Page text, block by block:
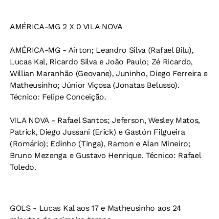
AMÉRICA-MG 2 X 0 VILA NOVA
AMÉRICA-MG - Airton; Leandro Silva (Rafael Bilu),
Lucas Kal, Ricardo Silva e João Paulo; Zé Ricardo,
Willian Maranhão (Geovane), Juninho, Diego Ferreira e
Matheusinho; Júnior Viçosa (Jonatas Belusso).
Técnico: Felipe Conceição.
VILA NOVA - Rafael Santos; Jeferson, Wesley Matos,
Patrick, Diego Jussani (Erick) e Gastón Filgueira
(Romário); Edinho (Tinga), Ramon e Alan Mineiro;
Bruno Mezenga e Gustavo Henrique. Técnico: Rafael
Toledo.
GOLS - Lucas Kal aos 17 e Matheusinho aos 24